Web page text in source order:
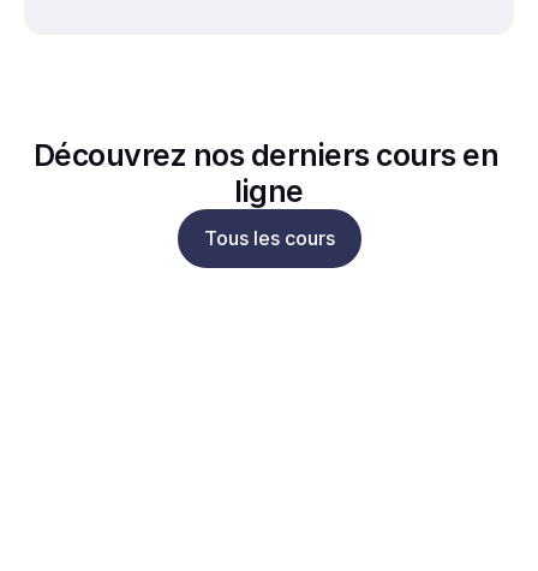
Découvrez nos derniers cours en
ligne
Tous les cours